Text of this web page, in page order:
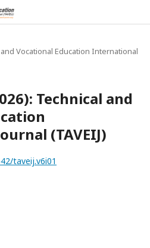
and Vocational Education International
Technical and
(TAVEIJ)
taveij.v6i01